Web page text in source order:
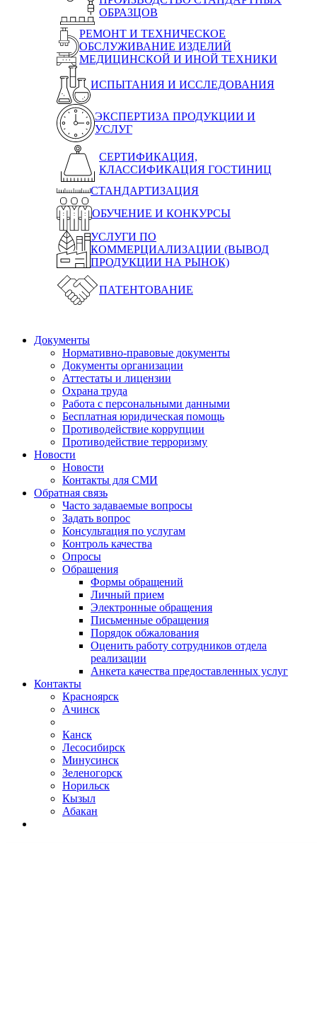
ОБРАЗЦОВ
РЕМОНТ И ТЕХНИЧЕСКОЕ
ОБСЛУЖИВАНИЕ ИЗДЕЛИЙ
МЕДИЦИНСКОЙ И ИНОЙ ТЕХНИКИ
ИСПЫТАНИЯ И ИССЛЕДОВАНИЯ
ЭКСПЕРТИЗА ПРОДУКЦИИ И
УСЛУГ
СЕРТИФИКАЦИЯ,
КЛАССИФИКАЦИЯ ГОСТИНИЦ
СТАНДАРТИЗАЦИЯ
ОБУЧЕНИЕ И КОНКУРСЫ
УСЛУГИ ПО
КОММЕРЦИАЛИЗАЦИИ (ВЫВОД
ПРОДУКЦИИ НА РЫНОК)
ПАТЕНТОВАНИЕ
Документы
Нормативно-правовые документы
Документы организации
Аттестаты и лицензии
Охрана труда
Работа с персональными данными
Бесплатная юридическая помощь
Противодействие коррупции
Противодействие терроризму
Новости
Новости
Контакты для СМИ
Обратная связь
Часто задаваемые вопросы
Задать вопрос
Консультация по услугам
Контроль качества
Опросы
Обращения
Формы обращений
Личный прием
Электронные обращения
Письменные обращения
Порядок обжалования
Оценить работу сотрудников отдела
реализации
Анкета качества предоставленных услуг
Контакты
Красноярск
Ачинск
Канск
Лесосибирск
Минусинск
Зеленогорск
Норильск
Кызыл
Абакан